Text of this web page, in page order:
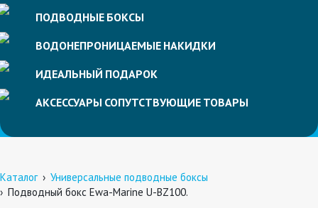
ПОДВОДНЫЕ БОКСЫ
ВОДОНЕПРОНИЦАЕМЫЕ НАКИДКИ
ИДЕАЛЬНЫЙ ПОДАРОК
АКСЕССУАРЫ СОПУТСТВУЮЩИЕ ТОВАРЫ
Каталог
Универсальные подводные боксы
Подводный бокс Ewa-Marine U-BZ100.